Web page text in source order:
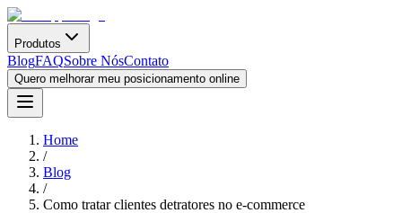
Produtos
BlogFAQSobre NósContato
Quero melhorar meu posicionamento online
Home
/
Blog
/
Como tratar clientes detratores no e-commerce